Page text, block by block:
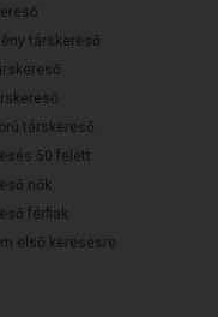
társkereső
társkereső
50 felett
nők
férfiak
első keresésre